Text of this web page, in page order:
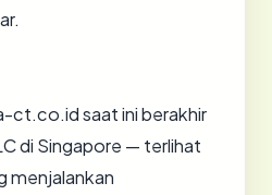
ct.co.id saat ini berakhir
di Singapore — terlihat
menjalankan